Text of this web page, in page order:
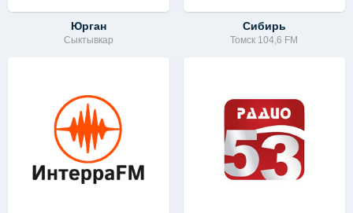
Юрган
Сыктывкар
Сибирь
Томск 104,6 FM